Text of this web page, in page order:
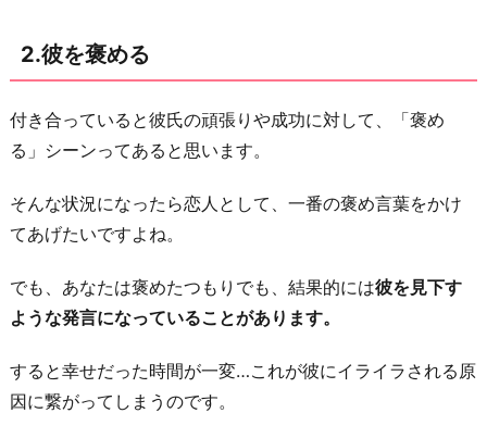
く
5.
愚
多
い
遅
刻
多
い
2.彼を褒める
付き合っていると彼氏の頑張りや成功に対して、「褒め
る」シーンってあると思います。
そんな状況になったら恋人として、一番の褒め言葉をかけ
てあげたいですよね。
でも、あなたは褒めたつもりでも、結果的には彼を見下す
ような発言になっていることがあります。
すると幸せだった時間が一変…これが彼にイライラされる原
因に繋がってしまうのです。